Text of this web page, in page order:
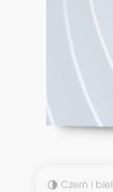
Czerń i biel